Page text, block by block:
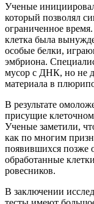
Ученые
который позволял
ограниченное
клетка была
особые белки,
эмбриона.
мусор с ДНК, но не
материала в
В результате
присущие
Ученые заметили,
как по многим
появившихся позже
обработанные
ровесников.
В заключении